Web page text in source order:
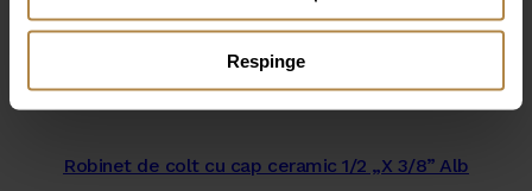
Respinge
80,00lei
Robinet de colt cu cap ceramic 1/2 „X 3/8” Alb